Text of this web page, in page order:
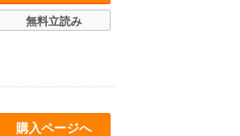
無料立読み
購入ページへ